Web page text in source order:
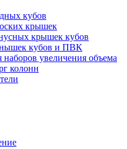
кубов
крышек
крышек кубов
кубов и ПВК
наборов увеличения объема
колонн